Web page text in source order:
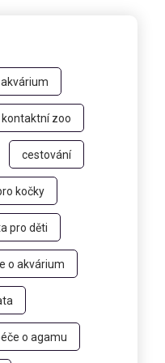
akvárium
kontaktní zoo
cestování
kočky
pro děti
o akvárium
o agamu